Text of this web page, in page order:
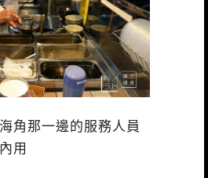
角那一邊的服務人員
用